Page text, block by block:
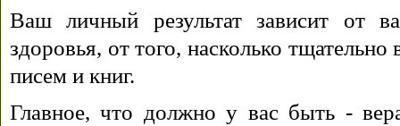
Ваш личный результат зависит от
здоровья, от того, насколько
писем и книг.
Главное, что должно у вас быть -